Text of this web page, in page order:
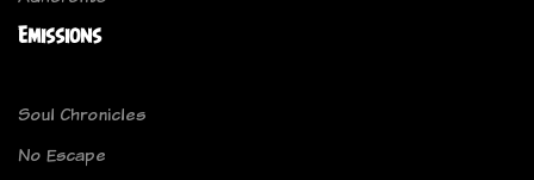
Emissions
Soul Chronicles
No Escape